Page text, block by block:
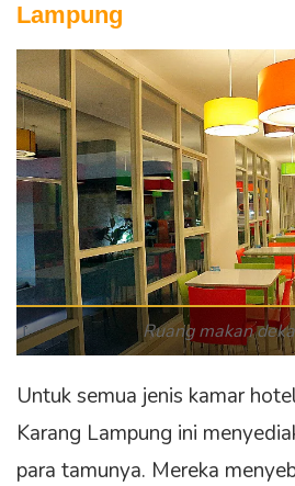
Lampung
Ruang makan
Untuk semua jenis kamar
Karang Lampung ini
para tamunya. Mereka